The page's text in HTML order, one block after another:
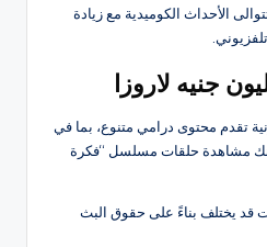
الأحداث الكوميدية مع زيادة
جنيه لاروزا
تقدم محتوى درامي متنوع، بما في
مشاهدة حلقات مسلسل “فكرة
قد يختلف بناءً على حقوق البث